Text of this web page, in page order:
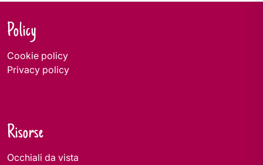
Policy
Cookie policy
Privacy policy
Risorse
Occhiali da vista